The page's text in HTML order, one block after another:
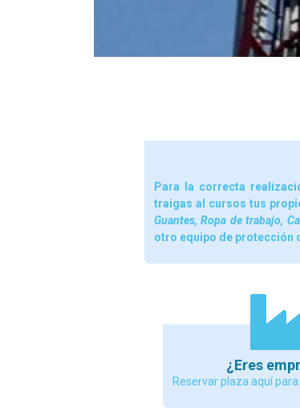
Para la correcta
traigas al cursos tus
Guantes, Ropa de trabajo,
otro equipo de protección
¿Eres
Reservar plaza aquí